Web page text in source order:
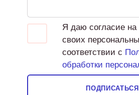
Я даю согласие на
своих
соответствии с
обработки
ПОДПИСАТЬСЯ